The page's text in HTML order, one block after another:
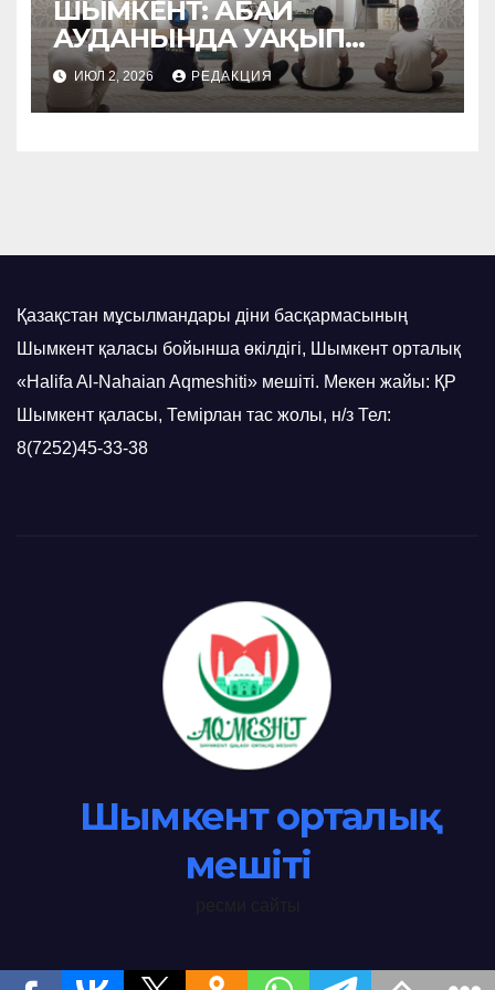
ШЫМКЕНТ: АБАЙ
АУДАНЫНДА УАҚЫП
НАСИХАТТАЛДЫ
ИЮЛ 2, 2026 РЕДАКЦИЯ
Қазақстан мұсылмандары діни басқармасының
Шымкент қаласы бойынша өкілдігі, Шымкент орталық
«Halifa Al-Nahaian Aqmeshiti» мешіті. Мекен жайы: ҚР
Шымкент қаласы, Темірлан тас жолы, н/з Тел:
8(7252)45-33-38
Шымкент орталық
мешіті